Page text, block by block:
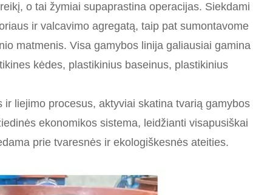
o tai žymiai supaprastina operacijas. Siekdami
ir valcavimo agregatą, taip pat sumontavome
matmenis. Visa gamybos linija galiausiai gamina
kėdes, plastikinius baseinus, plastikinius
liejimo procesus, aktyviai skatina tvarią gamybos
ekonomikos sistema, leidžianti visapusiškai
prie tvaresnės ir ekologiškesnės ateities.